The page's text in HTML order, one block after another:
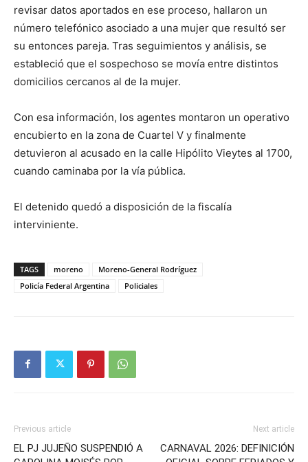
revisar datos aportados en ese proceso, hallaron un
número telefónico asociado a una mujer que resultó ser
su entonces pareja. Tras seguimientos y análisis, se
estableció que el sospechoso se movía entre distintos
domicilios cercanos al de la mujer.
Con esa información, los agentes montaron un operativo
encubierto en la zona de Cuartel V y finalmente
detuvieron al acusado en la calle Hipólito Vieytes al 1700,
cuando caminaba por la vía pública.
El detenido quedó a disposición de la fiscalía
interviniente.
TAGS moreno
Moreno-General Rodríguez
Policía Federal Argentina
Policiales
Previous article
EL PJ JUJEÑO SUSPENDIÓ A
Next article
CARNAVAL 2026: DEFINICIÓN